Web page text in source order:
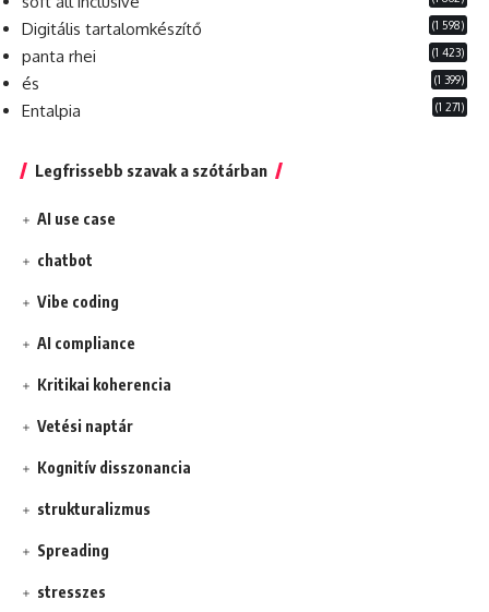
Digitális tartalomkészítő (1 598)
panta rhei (1 423)
és (1 399)
Entalpia (1 271)
Legfrissebb szavak a szótárban
AI use case
chatbot
Vibe coding
AI compliance
Kritikai koherencia
Vetési naptár
Kognitív disszonancia
strukturalizmus
Spreading
stresszes